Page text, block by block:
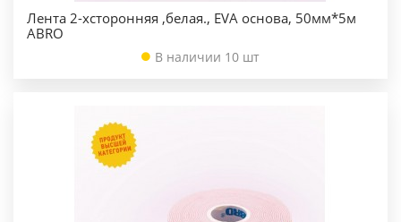
Лента 2-хсторонняя ,белая., EVA основа, 50мм*5м
ABRO
В наличии 10 шт